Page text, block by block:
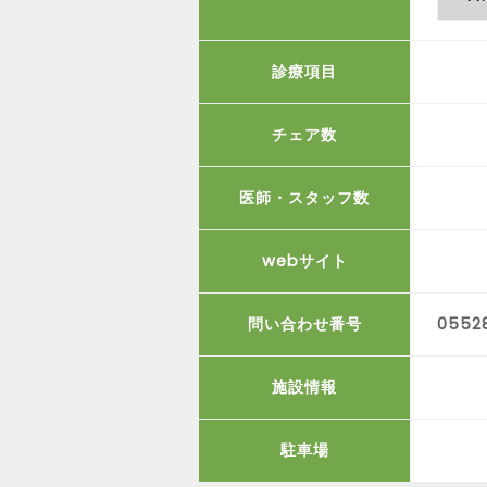
診療項目
チェア数
医師・スタッフ数
webサイト
問い合わせ番号
施設情報
駐車場